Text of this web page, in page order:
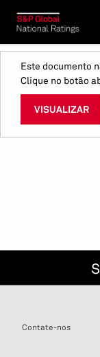
Este documento
Clique no botão
VISUALIZAR
Contate-nos